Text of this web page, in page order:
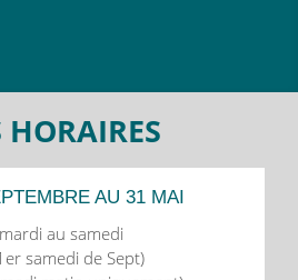
HORAIRES
AU 31 MAI
au samedi
samedi de Sept)